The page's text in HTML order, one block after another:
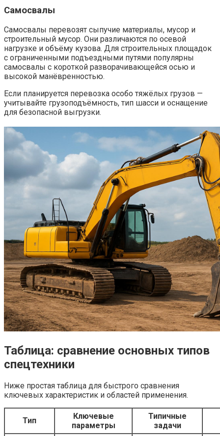
Самосвалы
Самосвалы перевозят сыпучие материалы, мусор и
строительный мусор. Они различаются по осевой
нагрузке и объёму кузова. Для строительных площадок
с ограниченными подъездными путями популярны
самосвалы с короткой разворачивающейся осью и
высокой манёвренностью.
Если планируется перевозка особо тяжёлых грузов —
учитывайте грузоподъёмность, тип шасси и оснащение
для безопасной выгрузки.
Таблица: сравнение основных типов
спецтехники
Ниже простая таблица для быстрого сравнения
ключевых характеристик и областей применения.
Тип
Ключевые
параметры
Типичные
задачи